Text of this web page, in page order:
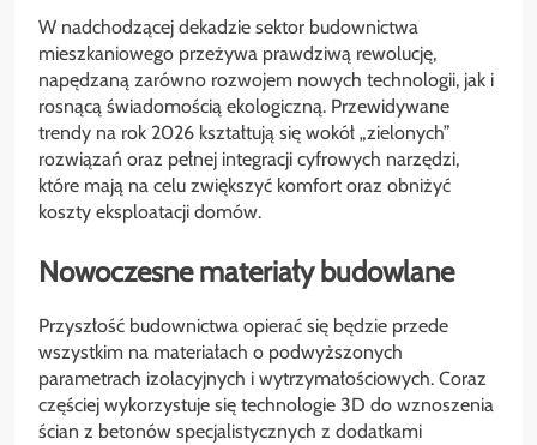
W nadchodzącej dekadzie sektor budownictwa
mieszkaniowego przeżywa prawdziwą rewolucję,
napędzaną zarówno rozwojem nowych technologii, jak i
rosnącą świadomością ekologiczną. Przewidywane
trendy na rok 2026 kształtują się wokół „zielonych”
rozwiązań oraz pełnej integracji cyfrowych narzędzi,
które mają na celu zwiększyć komfort oraz obniżyć
koszty eksploatacji domów.
Nowoczesne materiały budowlane
Przyszłość budownictwa opierać się będzie przede
wszystkim na materiałach o podwyższonych
parametrach izolacyjnych i wytrzymałościowych. Coraz
częściej wykorzystuje się technologie 3D do wznoszenia
ścian z betonów specjalistycznych z dodatkami